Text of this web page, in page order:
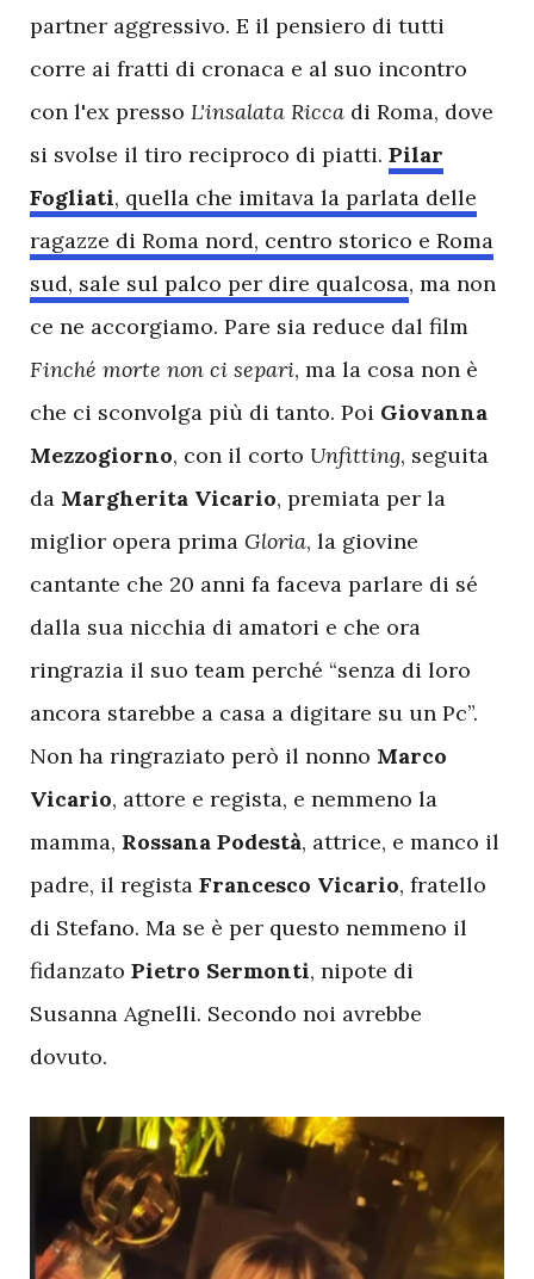
partner aggressivo. E il pensiero di tutti
corre ai fratti di cronaca e al suo incontro
con l'ex presso L'insalata Ricca di Roma, dove
si svolse il tiro reciproco di piatti. Pilar
Fogliati, quella che imitava la parlata delle
ragazze di Roma nord, centro storico e Roma
sud, sale sul palco per dire qualcosa, ma non
ce ne accorgiamo. Pare sia reduce dal film
Finché morte non ci separi, ma la cosa non è
che ci sconvolga più di tanto. Poi Giovanna
Mezzogiorno, con il corto Unfitting, seguita
da Margherita Vicario, premiata per la
miglior opera prima Gloria, la giovine
cantante che 20 anni fa faceva parlare di sé
dalla sua nicchia di amatori e che ora
ringrazia il suo team perché “senza di loro
ancora starebbe a casa a digitare su un Pc”.
Non ha ringraziato però il nonno Marco
Vicario, attore e regista, e nemmeno la
mamma, Rossana Podestà, attrice, e manco il
padre, il regista Francesco Vicario, fratello
di Stefano. Ma se è per questo nemmeno il
fidanzato Pietro Sermonti, nipote di
Susanna Agnelli. Secondo noi avrebbe
dovuto.